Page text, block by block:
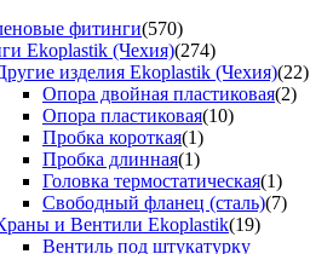
фитинги(570)
Ekoplastik (Чехия)(274)
изделия Ekoplastik (Чехия)(22)
Опора двойная пластиковая(2)
Опора пластиковая(10)
Пробка короткая(1)
Пробка длинная(1)
Головка термостатическая(1)
Свободный фланец (сталь)(7)
и Вентили Ekoplastik(19)
Вентиль под штукатурку